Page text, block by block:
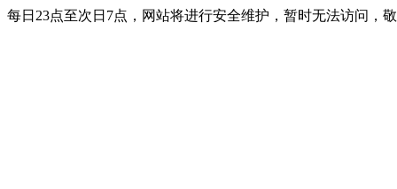
每日23点至次日7点，网站将进行安全维护，暂时无法访问，